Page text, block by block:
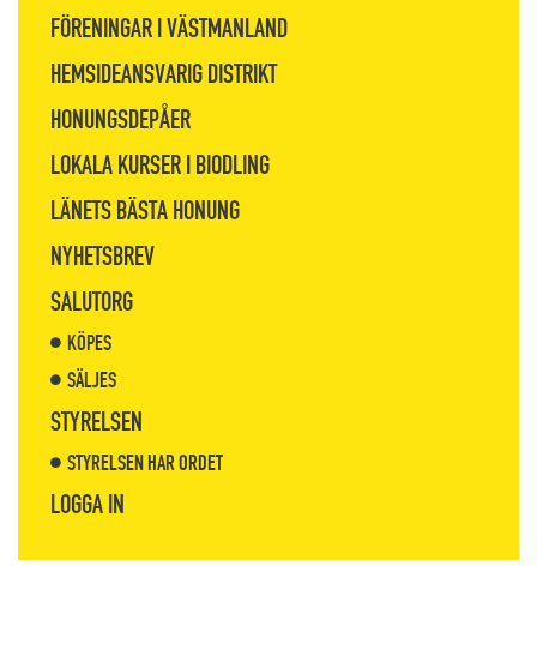
FÖRENINGAR I VÄSTMANLAND
HEMSIDEANSVARIG DISTRIKT
HONUNGSDEPÅER
LOKALA KURSER I BIODLING
LÄNETS BÄSTA HONUNG
NYHETSBREV
SALUTORG
KÖPES
SÄLJES
STYRELSEN
STYRELSEN HAR ORDET
LOGGA IN